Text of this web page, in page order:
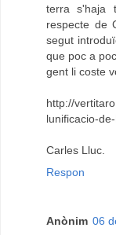
terra s'haja
respecte de
segut
que poc a
gent li coste
http://
lunificacio-
Carles Lluc.
Respon
Anònim 06